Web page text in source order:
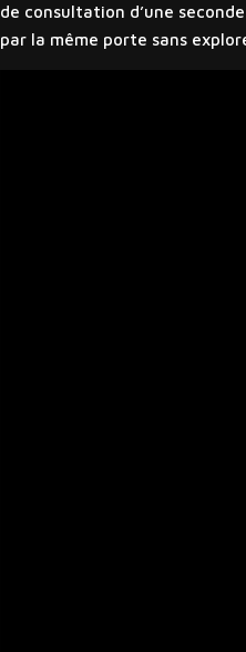
de consultation d’une
par la même porte sans